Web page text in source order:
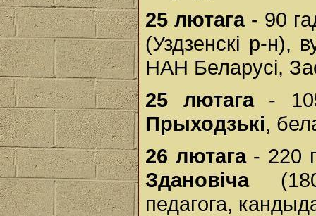
25 лютага- 90
(Уздзенскі р-н),
НАН Беларусі,
25 лютага-
Прыходзькі,
26 лютага- 220
Здановіча
педагога,